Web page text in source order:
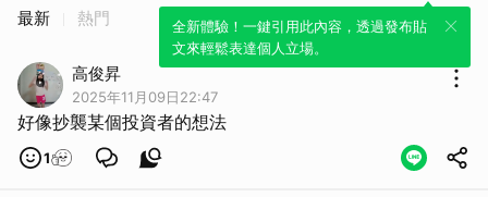
全新體驗！一鍵引用此內容，透過發布貼
文來輕鬆表達個人立場。
最新 熱門
高俊昇
2025年11月09日22:47
好像抄襲某個投資者的想法
1
取消